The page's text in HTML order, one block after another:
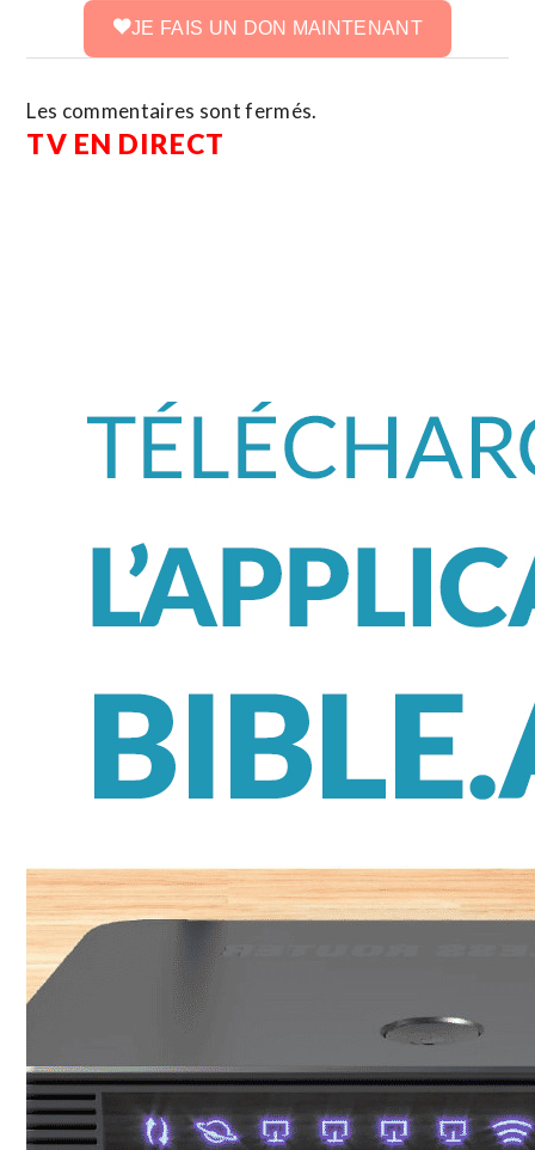
JE FAIS UN DON MAINTENANT
Les commentaires sont fermés.
TV EN DIRECT